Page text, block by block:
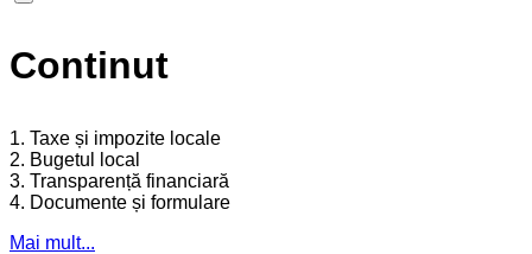
Continut
1. Taxe și impozite locale
2. Bugetul local
3. Transparență financiară
4. Documente și formulare
Mai mult...